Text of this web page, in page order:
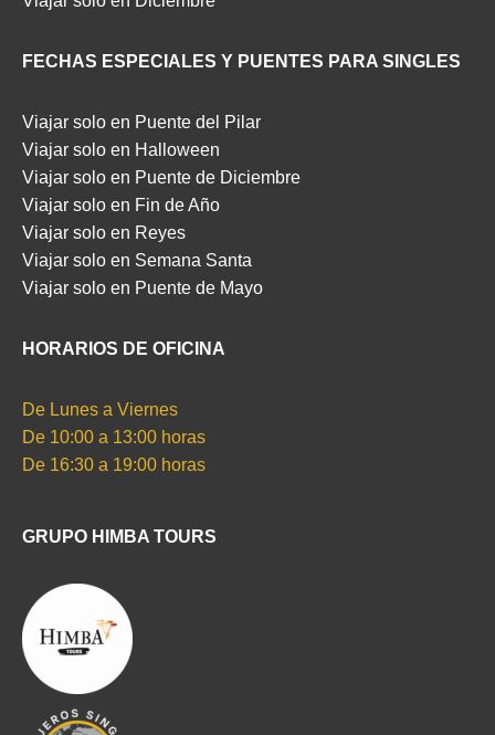
FECHAS ESPECIALES Y PUENTES PARA SINGLES
Viajar solo en Puente del Pilar
Viajar solo en Halloween
Viajar solo en Puente de Diciembre
Viajar solo en Fin de Año
Viajar solo en Reyes
Viajar solo en Semana Santa
Viajar solo en Puente de Mayo
HORARIOS DE OFICINA
De Lunes a Viernes
De 10:00 a 13:00 horas
De 16:30 a 19:00 horas
GRUPO HIMBA TOURS